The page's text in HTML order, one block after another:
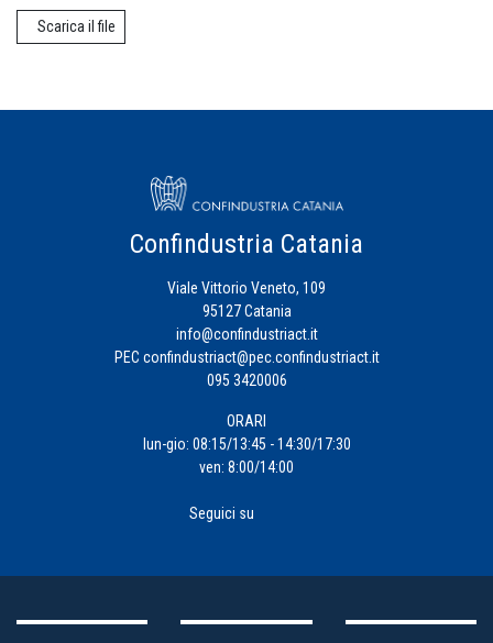
Scarica il file
Confindustria Catania
Viale Vittorio Veneto, 109
95127 Catania
info@confindustriact.it
PEC confindustriact@pec.confindustriact.it
095 3420006
ORARI
lun-gio: 08:15/13:45 - 14:30/17:30
ven: 8:00/14:00
Seguici su